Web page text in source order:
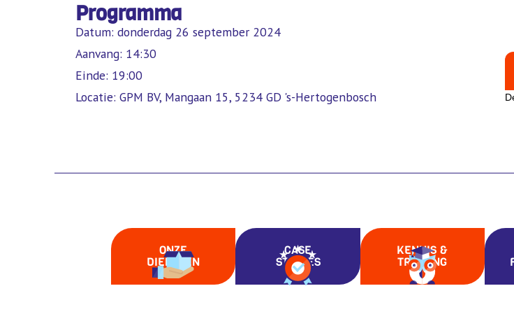
Programma
Datum: donderdag 26 september 2024
Aanvang: 14:30
Einde: 19:00
Locatie: GPM BV, Mangaan 15, 5234 GD 's-Hertogenbosch
ONZE
DIENSTEN
CASE
STUDIES
KENNIS &
TRAINING